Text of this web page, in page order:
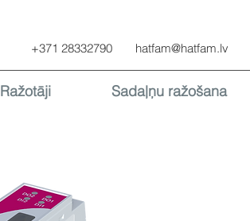
+371 28332790 hatfam@hatfam.lv
Ražotāji Sadaļņu ražošana